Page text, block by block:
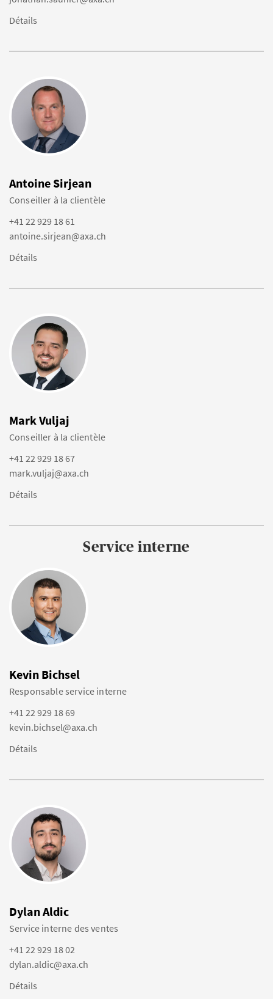
Détails
Antoine Sirjean
Conseiller à la clientèle
+41 22 929 18 61
antoine.sirjean@axa.ch
Détails
Mark Vuljaj
Conseiller à la clientèle
+41 22 929 18 67
mark.vuljaj@axa.ch
Détails
Service interne
Kevin Bichsel
Responsable service interne
+41 22 929 18 69
kevin.bichsel@axa.ch
Détails
Dylan Aldic
Service interne des ventes
+41 22 929 18 02
dylan.aldic@axa.ch
Détails